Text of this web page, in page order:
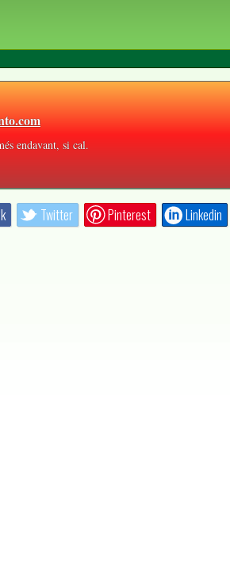
endavant, si cal.
Twitter Pinterest Linkedin